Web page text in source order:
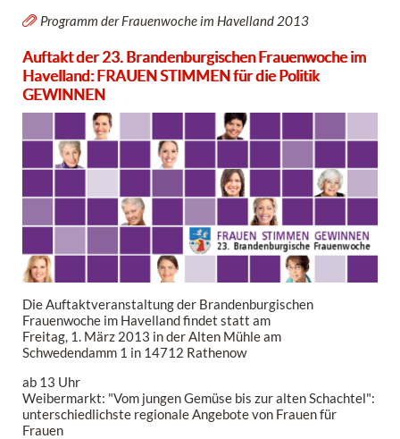
Programm der Frauenwoche im Havelland 2013
Auftakt der 23. Brandenburgischen Frauenwoche im
Havelland: FRAUEN STIMMEN für die Politik
GEWINNEN
Die Auftaktveranstaltung der Brandenburgischen
Frauenwoche im Havelland findet statt am
Freitag, 1. März 2013 in der Alten Mühle am
Schwedendamm 1 in 14712 Rathenow
ab 13 Uhr
Weibermarkt: "Vom jungen Gemüse bis zur alten Schachtel":
unterschiedlichste regionale Angebote von Frauen für
Frauen